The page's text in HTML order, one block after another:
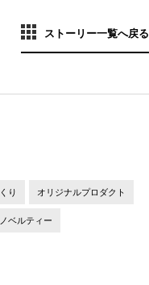
ストーリー一覧へ戻る
り オリジナルプロダクト
ベルティー